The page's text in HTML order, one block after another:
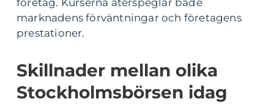
marknadens förväntningar och företagens
prestationer.
Skillnader mellan olika
Stockholmsbörsen idag